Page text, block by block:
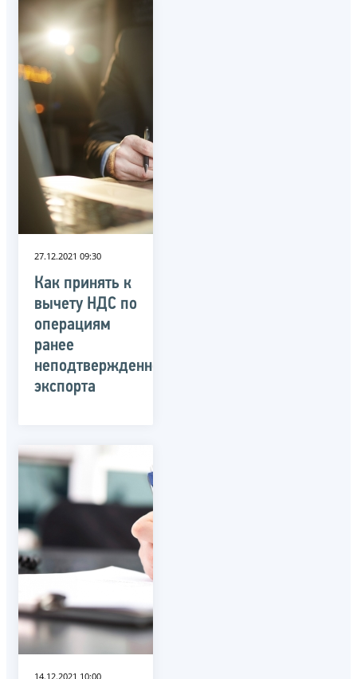
27.12.2021 09:30
Как принять к
вычету НДС по
операциям
ранее
неподтвержденного
экспорта
14.12.2021 10:00